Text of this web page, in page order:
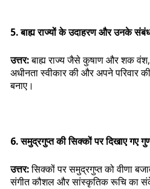
5. बाह्य राज्यों के उदाहरण और उनके
उत्तर:बाह्य राज्य जैसे कुषाण और शक
अधीनता स्वीकार की और अपने परिवार
बनाए।
6. समुद्रगुप्त की सिक्कों पर दिखाए गए
उत्तर:सिक्कों पर समुद्रगुप्त को वीणा
संगीत कौशल और सांस्कृतिक रूचि का